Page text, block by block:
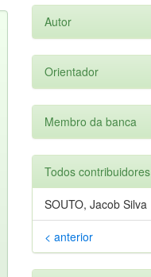
Autor
Orientador
Membro da banca
Todos contribuidores
SOUTO, Jacob Silva
< anterior